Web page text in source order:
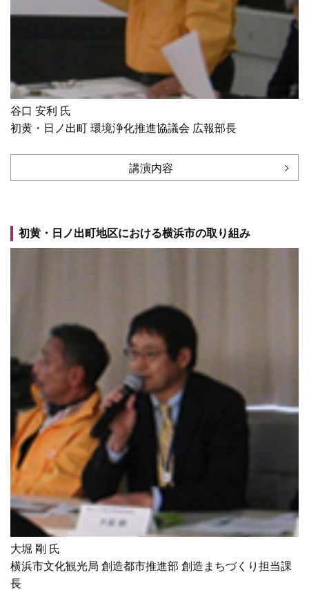
谷口 安利 氏
初黄・日ノ出町 環境浄化推進協議会 広報部長
講演内容
初黄・日ノ出町地区における横浜市の取り組み
大堀 剛 氏
横浜市文化観光局 創造都市推進部 創造まちづくり担当課
長